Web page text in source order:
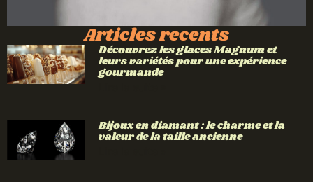
Articles recents
Découvrez les glaces Magnum et
leurs variétés pour une expérience
gourmande
Bijoux en diamant : le charme et la
valeur de la taille ancienne